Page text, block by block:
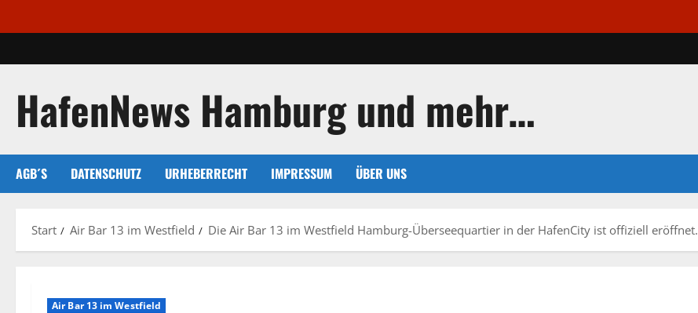
Inhalt
HafenNews Hamburg und mehr…
AGB´S DATENSCHUTZ URHEBERRECHT IMPRESSUM ÜBER UNS
Start Air Bar 13 im Westfield Die Air Bar 13 im Westfield Hamburg-Überseequartier in der HafenCity ist offiziell eröffnet.
Air Bar 13 im Westfield